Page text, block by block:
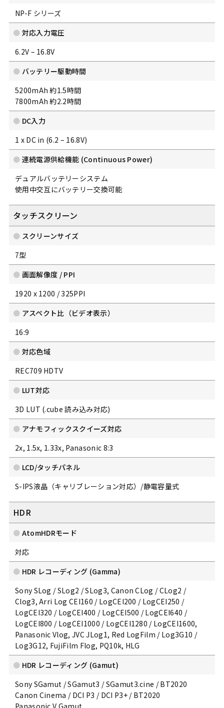
NP-F シリーズ
対応入力電圧
6.2V – 16.8V
バッテリー駆動時間
5200mAh 約1.5時間
7800mAh 約2.2時間
DC入力
1 x DC in (6.2 – 16.8V)
連続電源供給機能 (Continuous Power)
デュアルバッテリーシステム
使用中交互にバッテリー交換可能
タッチスクリーン
スクリーンサイズ
7型
画面解像度 / PPI
1920 x 1200 / 325PPI
アスペクト比（ビデオ表示）
16:9
対応色域
REC709 HDTV
LUT対応
3D LUT (.cube 読み込み対応)
アナモフィックスクイーズ対応
2x, 1.5x, 1.33x, Panasonic 8:3
LCD/タッチパネル
S-IPS液晶（キャリブレーション対応）/静電容量式
HDR
AtomHDRモード
対応
HDR レコーディング (Gamma)
Sony SLog / SLog2 / SLog3, Canon CLog / CLog2 /
Clog3, Arri Log CEI160 / LogCEI200 / LogCEI250 /
LogCEI320 / LogCEI400 / LogCEI500 / LogCEI640 /
LogCEI800 / LogCEI1000 / LogCEI1280 / LogCEI1600,
Panasonic Vlog, JVC JLog1, Red LogFilm / Log3G10 /
Log3G12, FujiFilm Flog, PQ10k, HLG
HDR レコーディング (Gamut)
Sony SGamut / SGamut3 / SGamut3.cine / BT2020
Canon Cinema / DCI P3 / DCI P3+ / BT2020